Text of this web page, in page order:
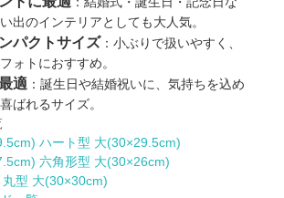
出のインテリアとしても大人気。
パクトサイズ ：小ぶりで扱いやすく、
ォトにおすすめ。
適 ：誕生日や結婚祝いに、気持ちを込め
ばれるサイズ。
ハート型 大(30×29.5cm)
六角形型 大(30×26cm)
丸型 大(30×30cm)